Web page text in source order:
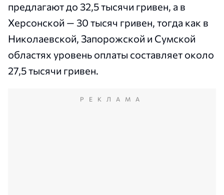
предлагают до 32,5 тысячи гривен, а в
Херсонской — 30 тысяч гривен, тогда как в
Николаевской, Запорожской и Сумской
областях уровень оплаты составляет около
27,5 тысячи гривен.
РЕКЛАМА